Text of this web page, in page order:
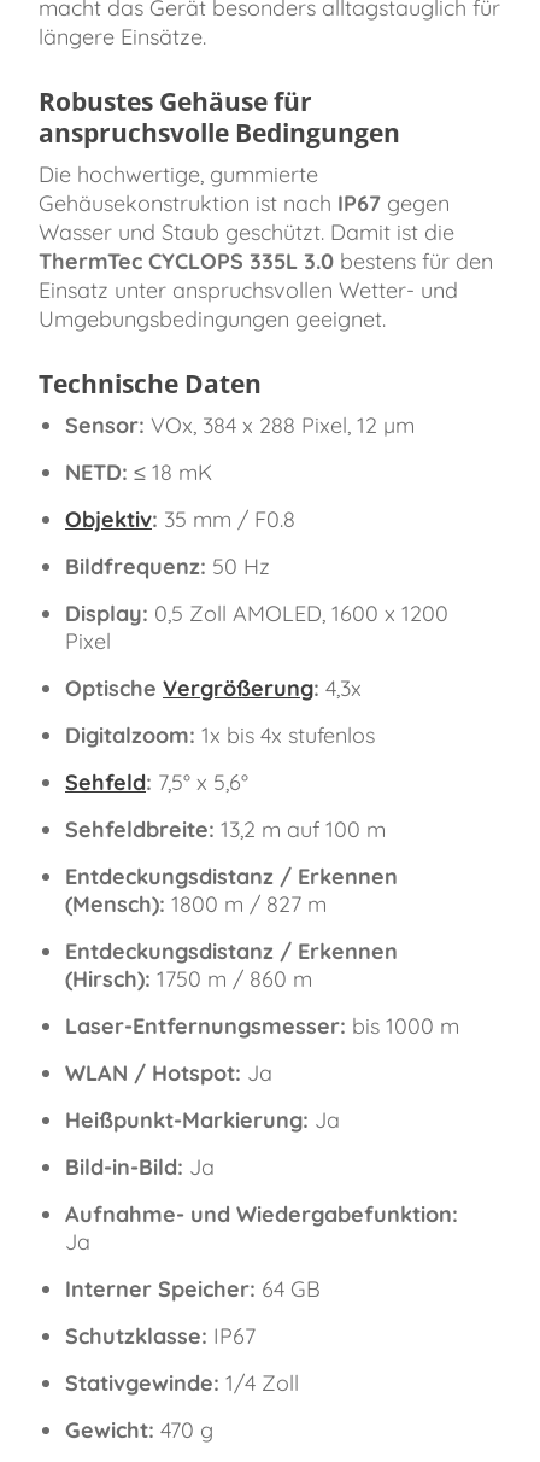
macht das Gerät besonders alltagstauglich für
längere Einsätze.
Robustes Gehäuse für
anspruchsvolle Bedingungen
Die hochwertige, gummierte
Gehäusekonstruktion ist nach IP67 gegen
Wasser und Staub geschützt. Damit ist die
ThermTec CYCLOPS 335L 3.0 bestens für den
Einsatz unter anspruchsvollen Wetter- und
Umgebungsbedingungen geeignet.
Technische Daten
Sensor: VOx, 384 x 288 Pixel, 12 µm
NETD: ≤ 18 mK
Objektiv: 35 mm / F0.8
Bildfrequenz: 50 Hz
Display: 0,5 Zoll AMOLED, 1600 x 1200
Pixel
Optische Vergrößerung: 4,3x
Digitalzoom: 1x bis 4x stufenlos
Sehfeld: 7,5° x 5,6°
Sehfeldbreite: 13,2 m auf 100 m
Entdeckungsdistanz / Erkennen
(Mensch): 1800 m / 827 m
Entdeckungsdistanz / Erkennen
(Hirsch): 1750 m / 860 m
Laser-Entfernungsmesser: bis 1000 m
WLAN / Hotspot: Ja
Heißpunkt-Markierung: Ja
Bild-in-Bild: Ja
Aufnahme- und Wiedergabefunktion:
Ja
Interner Speicher: 64 GB
Schutzklasse: IP67
Stativgewinde: 1/4 Zoll
Gewicht: 470 g